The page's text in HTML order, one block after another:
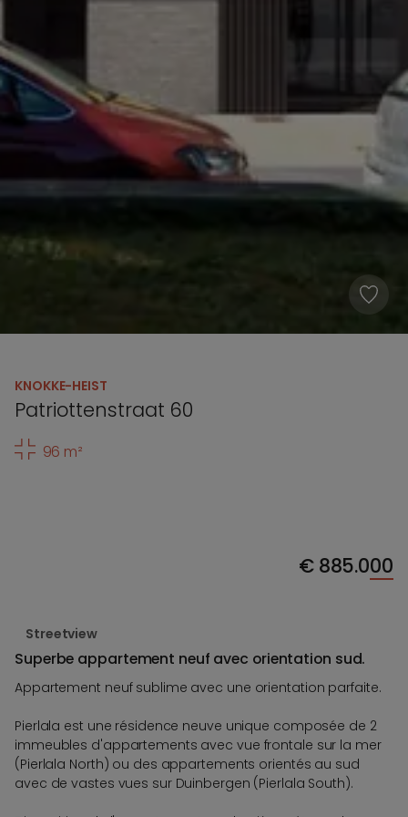
KNOKKE-HEIST
Patriottenstraat 60
96 m²
€885.000
Streetview
Superbe appartement neuf avec orientation sud.
Appartement neuf sublime avec une orientation parfaite.
Pierlala est une résidence neuve unique composée de 2
immeubles d'appartements avec vue frontale sur la mer
(Pierlala North) ou des appartements orientés au sud
avec de vastes vues sur Duinbergen (Pierlala South).